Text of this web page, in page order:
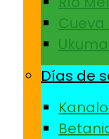
Cueva
Días de